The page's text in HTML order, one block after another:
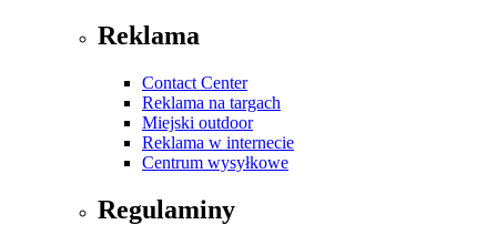
Reklama
Contact Center
Reklama na targach
Miejski outdoor
Reklama w internecie
Centrum wysyłkowe
Regulaminy